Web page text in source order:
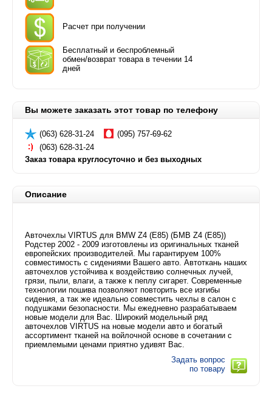
Расчет при получении
Бесплатный и беспроблемный
обмен/возврат товара в течении 14
дней
Вы можете заказать этот товар по телефону
(063) 628-31-24
(095) 757-69-62
(063) 628-31-24
Заказ товара круглосуточно и без выходных
Описание
Авточехлы VIRTUS для BMW Z4 (E85) (БМВ Z4 (E85))
Родстер 2002 - 2009 изготовлены из оригинальных тканей
европейских производителей. Мы гарантируем 100%
совместимость с сидениями Вашего авто. Автоткань наших
авточехлов устойчива к воздействию солнечных лучей,
грязи, пыли, влаги, а также к пеплу сигарет. Современные
технологии пошива позволяют повторить все изгибы
сидения, а так же идеально совместить чехлы в салон с
подушками безопасности. Мы ежедневно разрабатываем
новые модели для Вас. Широкий модельный ряд
авточехлов VIRTUS на новые модели авто и богатый
ассортимент тканей на войлочной основе в сочетании с
приемлемыми ценами приятно удивят Вас.
Задать вопрос
по товару